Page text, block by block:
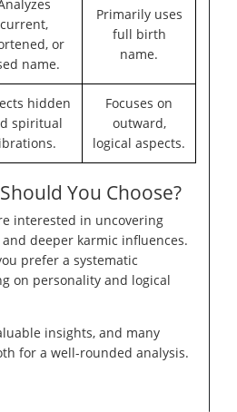
current,
or
name.
Primarily uses
full birth
name.
hidden
spiritual
Focuses on
outward,
logical aspects.
You Choose?
interested in uncovering
deeper karmic influences.
prefer a systematic
on personality and logical
insights, and many
for a well-rounded analysis.